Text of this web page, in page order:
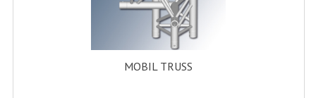
MOBIL TRUSS